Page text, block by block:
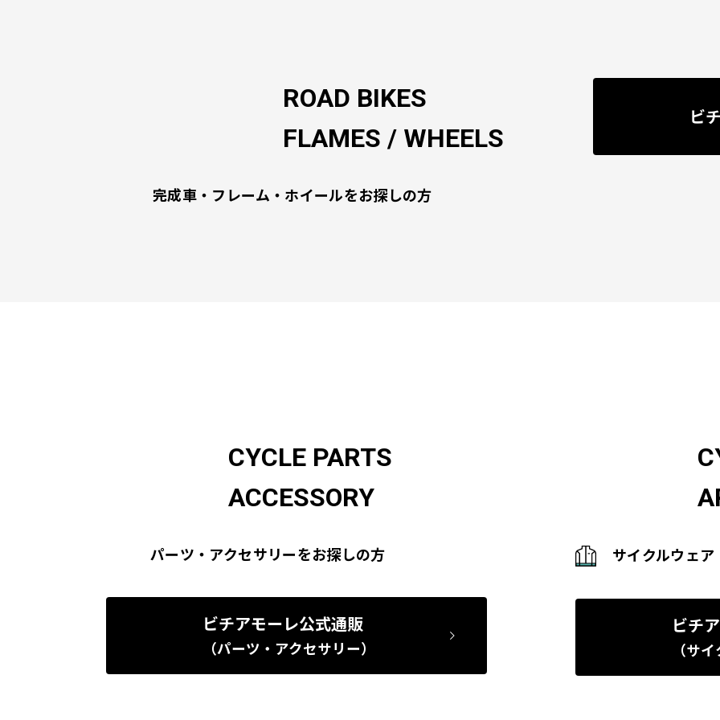
ROAD BIKES
FLAMES / WHEELS
完成車・フレーム・ホイールをお探しの方
ビ
CYCLE PARTS
ACCESSORY
パーツ・アクセサリーをお探しの方
ビチアモーレ公式通販
（パーツ・アクセサリー）
サイクルウェ
ビチ
（サ